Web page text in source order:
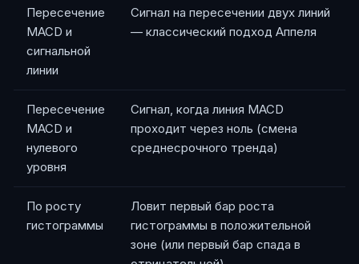
Пересечение
MACD и
сигнальной
линии
Сигнал на пересечении двух линий
— классический подход Аппеля
Пересечение
MACD и
нулевого
уровня
Сигнал, когда линия MACD
проходит через ноль (смена
среднесрочного тренда)
По росту
гистограммы
Ловит первый бар роста
гистограммы в положительной
зоне (или первый бар спада в